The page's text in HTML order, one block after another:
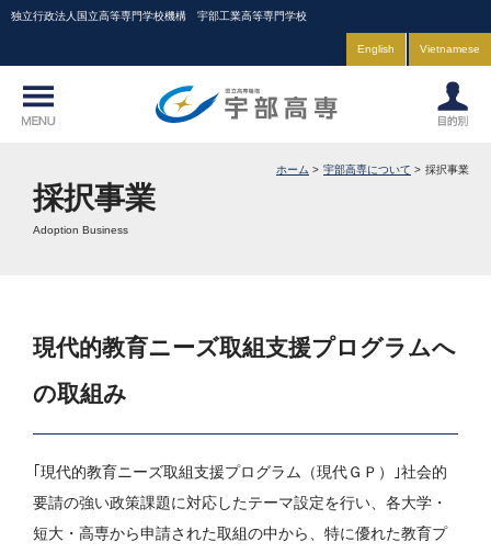
独立行政法人国立高等専門学校機構 宇部工業高等専門学校
English Vietnamese
ホーム 宇部高専について 採択事業
採択事業
Adoption Business
現代的教育ニーズ取組支援プログラムへ
の取組み
｢現代的教育ニーズ取組支援プログラム（現代ＧＰ）｣社会的
要請の強い政策課題に対応したテーマ設定を行い、各大学・
短大・高専から申請された取組の中から、特に優れた教育プ